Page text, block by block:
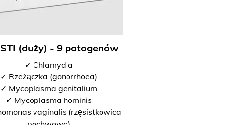
(duży) - 9 patogenów
✓ Chlamydia
✓ Rzeżączka (gonorrhoea)
✓ Mycoplasma genitalium
✓ Mycoplasma hominis
vaginalis (rzęsistkowica